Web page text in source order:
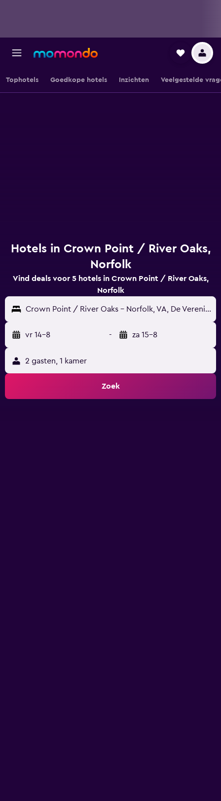
Tophotels Goedkope hotels Inzichten Veelgestelde
Hotels in Crown Point / River Oaks,
Norfolk
Vind deals voor 5 hotels in Crown Point / River Oaks,
Norfolk
Crown Point / River Oaks - Norfolk, VA, De Verenigde Staten
vr 14-8 - za 15-8
2 gasten, 1 kamer
Zoek